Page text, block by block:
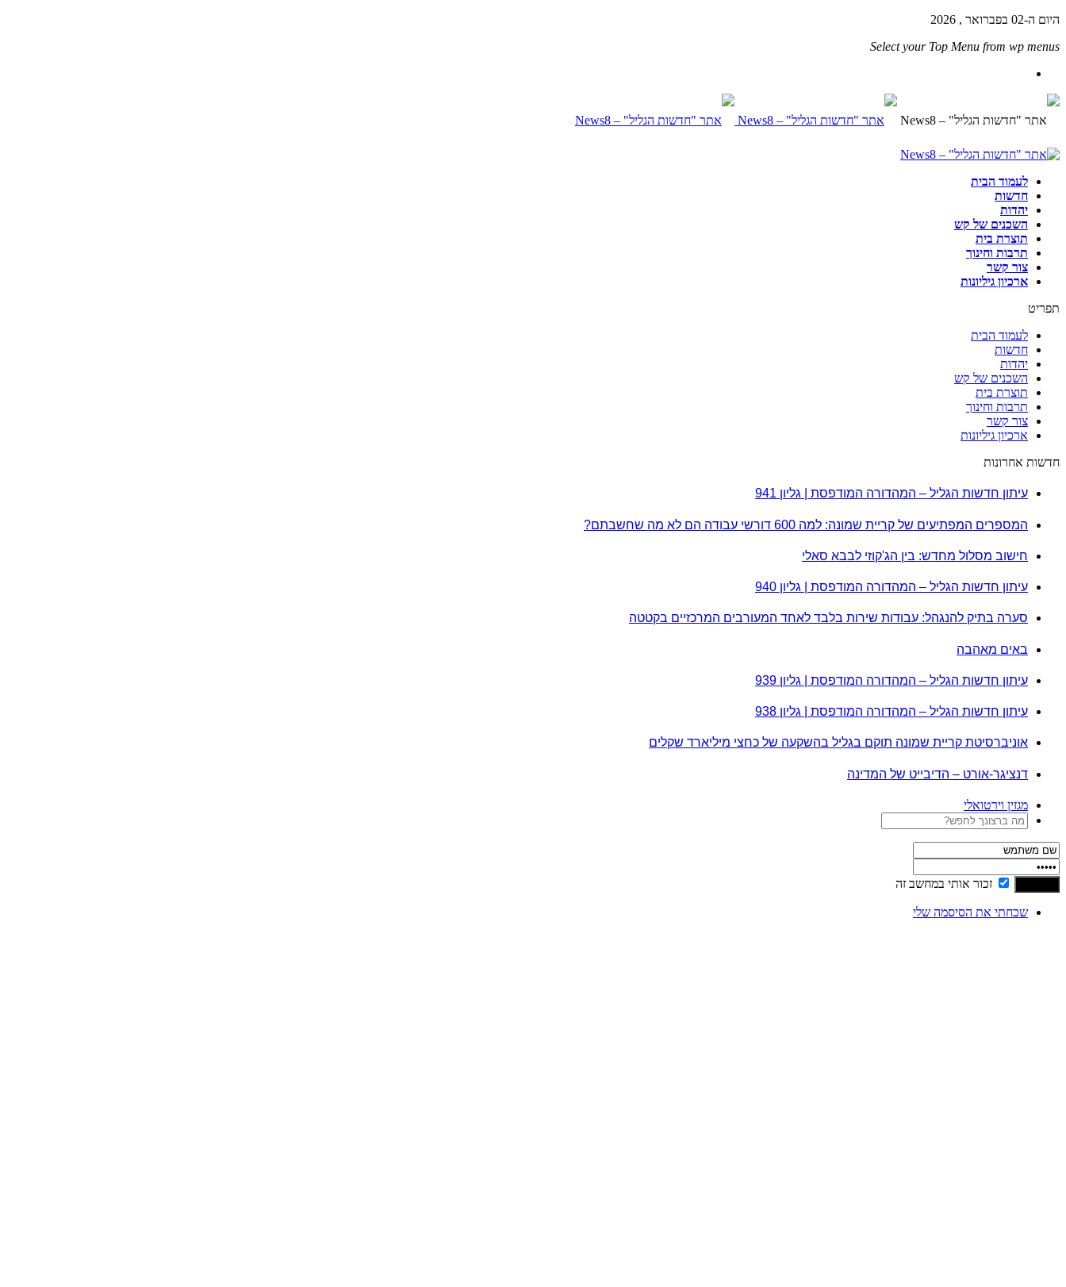
היום ה-02 בפברואר , 2026
Select your Top Menu from wp menus
לעמוד הבית
חדשות
יהדות
השכנים של קש
תוצרת בית
תרבות וחינוך
צור קשר
ארכיון גיליונות
תפריט
לעמוד הבית
חדשות
יהדות
השכנים של קש
תוצרת בית
תרבות וחינוך
צור קשר
ארכיון גיליונות
חדשות אחרונות
עיתון חדשות הגליל – המהדורה המודפסת | גליון 941
המספרים המפתיעים של קריית שמונה: למה 600 דורשי עבודה הם לא מה שחשבתם?
חישוב מסלול מחדש: בין הג'קוזי לבבא סאלי
עיתון חדשות הגליל – המהדורה המודפסת | גליון 940
סערה בתיק להנגהל: עבודות שירות בלבד לאחד המעורבים המרכזיים בקטטה
באים מאהבה
עיתון חדשות הגליל – המהדורה המודפסת | גליון 939
עיתון חדשות הגליל – המהדורה המודפסת | גליון 938
אוניברסיטת קריית שמונה תוקם בגליל בהשקעה של כחצי מיליארד שקלים
דנציגר-אורט – הדיבייט של המדינה
מגזין וירטואלי
זכור אותי במחשב זה
שכחתי את הסיסמה שלי